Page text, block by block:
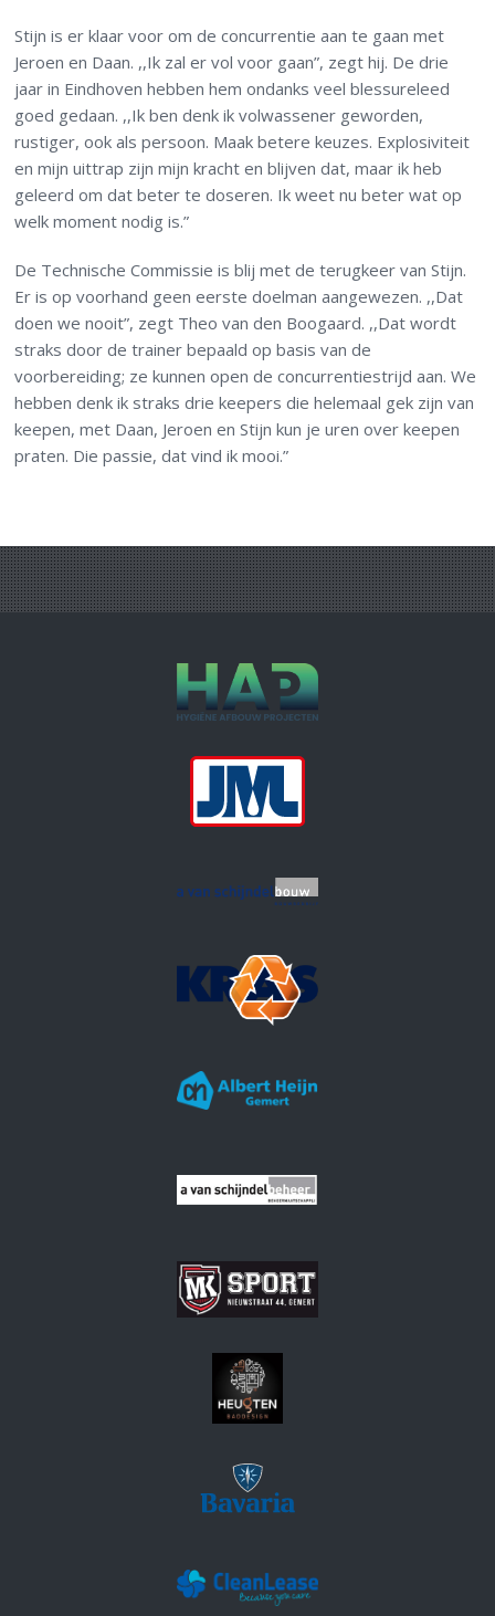
Stijn is er klaar voor om de concurrentie aan te gaan met
Jeroen en Daan. ,,Ik zal er vol voor gaan”, zegt hij. De drie
jaar in Eindhoven hebben hem ondanks veel blessureleed
goed gedaan. ,,Ik ben denk ik volwassener geworden,
rustiger, ook als persoon. Maak betere keuzes. Explosiviteit
en mijn uittrap zijn mijn kracht en blijven dat, maar ik heb
geleerd om dat beter te doseren. Ik weet nu beter wat op
welk moment nodig is.”
De Technische Commissie is blij met de terugkeer van Stijn.
Er is op voorhand geen eerste doelman aangewezen. ,,Dat
doen we nooit”, zegt Theo van den Boogaard. ,,Dat wordt
straks door de trainer bepaald op basis van de
voorbereiding; ze kunnen open de concurrentiestrijd aan. We
hebben denk ik straks drie keepers die helemaal gek zijn van
keepen, met Daan, Jeroen en Stijn kun je uren over keepen
praten. Die passie, dat vind ik mooi.”